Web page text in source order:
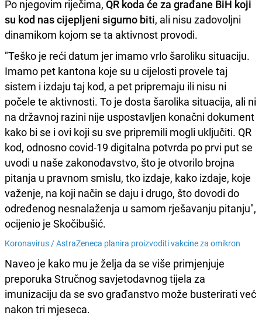
Po njegovim riječima, QR koda će za građane BiH koji
su kod nas cijepljeni sigurno biti, ali nisu zadovoljni
dinamikom kojom se ta aktivnost provodi.
"Teško je reći datum jer imamo vrlo šaroliku situaciju.
Imamo pet kantona koje su u cijelosti provele taj
sistem i izdaju taj kod, a pet pripremaju ili nisu ni
počele te aktivnosti. To je dosta šarolika situacija, ali ni
na državnoj razini nije uspostavljen konačni dokument
kako bi se i ovi koji su sve pripremili mogli uključiti. QR
kod, odnosno covid-19 digitalna potvrda po prvi put se
uvodi u naše zakonodavstvo, što je otvorilo brojna
pitanja u pravnom smislu, tko izdaje, kako izdaje, koje
važenje, na koji način se daju i drugo, što dovodi do
određenog nesnalaženja u samom rješavanju pitanju",
ocijenio je Skočibušić.
Koronavirus /AstraZeneca planira proizvoditi vakcine za omikron
Naveo je kako mu je želja da se više primjenjuje
preporuka Stručnog savjetodavnog tijela za
imunizaciju da se svo građanstvo može busterirati već
nakon tri mjeseca.